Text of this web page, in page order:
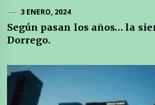
3 ENERO, 2024
Según pasan los años… la
Dorrego.